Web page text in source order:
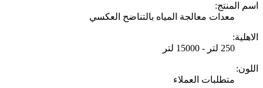
اسم المنتج:
معدات معالجة المياه بالتناضح العكسي
الاهلية:
250 لتر - 15000 لتر
اللون:
متطلبات العملاء